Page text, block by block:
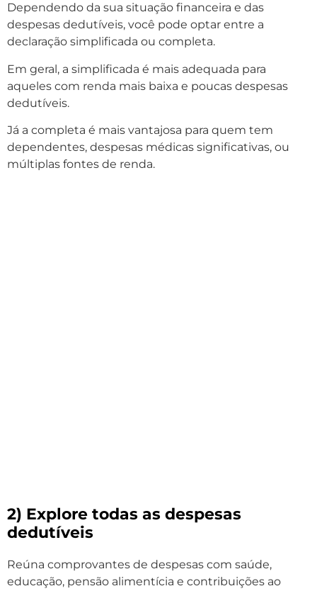
Dependendo da sua situação financeira e das
despesas dedutíveis, você pode optar entre a
declaração simplificada ou completa.
Em geral, a simplificada é mais adequada para
aqueles com renda mais baixa e poucas despesas
dedutíveis.
Já a completa é mais vantajosa para quem tem
dependentes, despesas médicas significativas, ou
múltiplas fontes de renda.
2) Explore todas as despesas
dedutíveis
Reúna comprovantes de despesas com saúde,
educação, pensão alimentícia e contribuições ao